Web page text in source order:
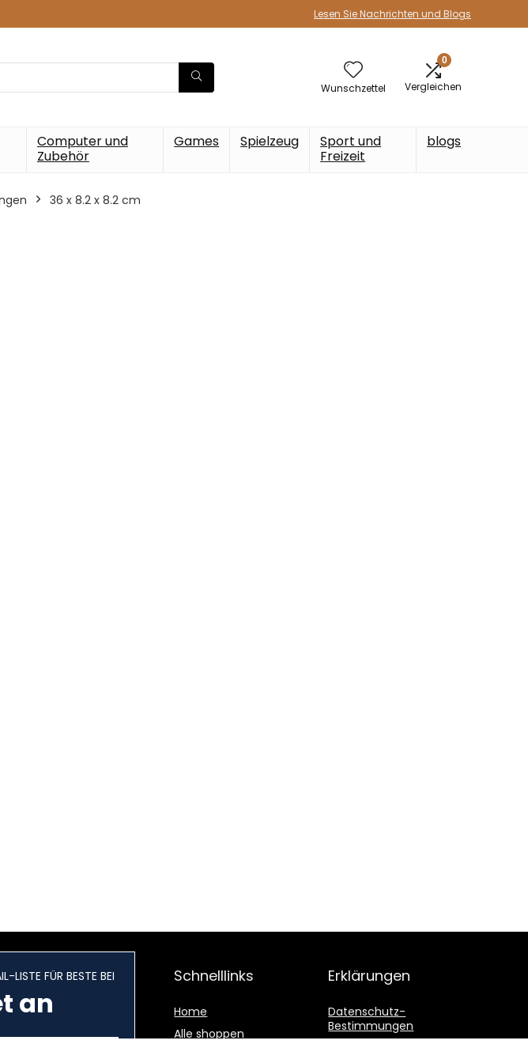
Lesen Sie Nachrichten und Blogs
Wunschzettel
0
Vergleichen
Computer und
Zubehör
Games Spielzeug
Sport und
Freizeit
blogs
‎36 x 8.2 x 8.2 cm
LISTE FÜR BESTE BEI
an
Schnelllinks
Home
Alle shoppen
Erklärungen
Datenschutz-
Bestimmungen